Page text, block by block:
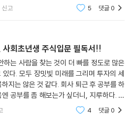
(은행), 연금저축보험(보험사), 연금저축
험사 상품은 비추!
투자하는 법
험사 상품으로 투자하고 있다면?
’ 세제 혜택 세 가지
, 최대 66만원 환급
세 비과세!
신고 5 댓글0
회초년생 주식입문 필독서!!
하는 사람을 찾는 것이 더 빠를 정도로 많은
다. 모두 장밋빛 미래를 그리며 투자의 세
지는 않은 것 같다. 회사 퇴근 후 공부를 하
공부를 좀 해보는가 싶더니, 지루하다. 내
다. 일확천금을 노리고 단기간에 급등할 것
4 댓글0